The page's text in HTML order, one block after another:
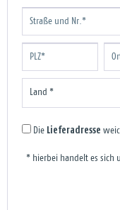
Die Lieferadresse
* hierbei handelt es sich